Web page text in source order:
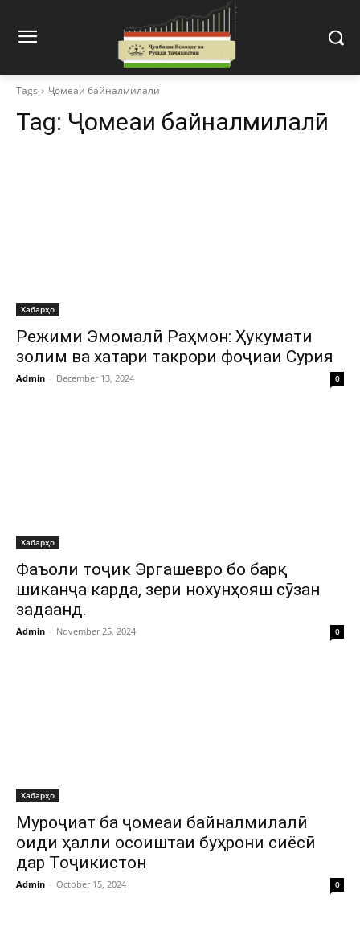
Tags Ҷомеаи байналмилалӣ
Tag: Ҷомеаи байналмилалӣ
Хабарҳо
Режими Эмомалӣ Раҳмон: Ҳукумати
золим ва хатари такрори фоҷиаи Сурия
Admin - December 13, 2024 0
Хабарҳо
Фаъоли тоҷик Эргашевро бо барқ
шиканҷа карда, зери нохунҳояш сӯзан
задаанд.
Admin - November 25, 2024 0
Хабарҳо
Муроҷиат ба ҷомеаи байналмилалӣ
оиди ҳалли осоиштаи буҳрони сиёсӣ
дар Тоҷикистон
Admin - October 15, 2024 0